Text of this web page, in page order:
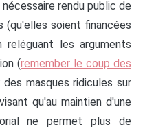
rendu public de
soient financées
les arguments
(remember le coup des
masques ridicules sur
qu'au maintien d'une
ne permet plus de